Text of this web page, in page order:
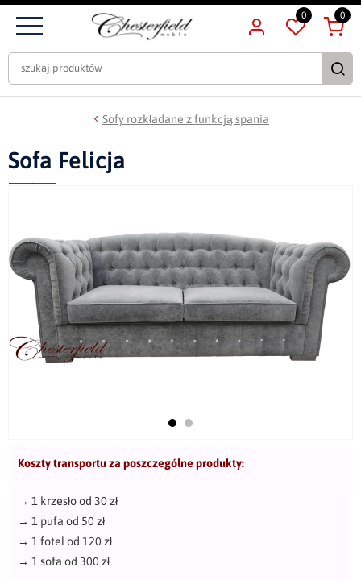
0 0
Sofy rozkładane z funkcją spania
Sofa Felicja
Koszty transportu za poszczególne produkty:
→ 1 krzesło od 30 zł
→ 1 pufa od 50 zł
→ 1 fotel od 120 zł
→ 1 sofa od 300 zł